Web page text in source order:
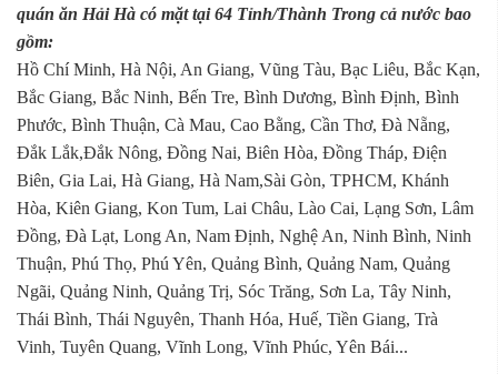
quán ăn Hải Hà có mặt tại 64 Tỉnh/Thành Trong cả nước bao
gồm:
Hồ Chí Minh, Hà Nội, An Giang, Vũng Tàu, Bạc Liêu, Bắc Kạn,
Bắc Giang, Bắc Ninh, Bến Tre, Bình Dương, Bình Định, Bình
Phước, Bình Thuận, Cà Mau, Cao Bằng, Cần Thơ, Đà Nẵng,
Đắk Lắk,Đắk Nông, Đồng Nai, Biên Hòa, Đồng Tháp, Điện
Biên, Gia Lai, Hà Giang, Hà Nam,Sài Gòn, TPHCM, Khánh
Hòa, Kiên Giang, Kon Tum, Lai Châu, Lào Cai, Lạng Sơn, Lâm
Đồng, Đà Lạt, Long An, Nam Định, Nghệ An, Ninh Bình, Ninh
Thuận, Phú Thọ, Phú Yên, Quảng Bình, Quảng Nam, Quảng
Ngãi, Quảng Ninh, Quảng Trị, Sóc Trăng, Sơn La, Tây Ninh,
Thái Bình, Thái Nguyên, Thanh Hóa, Huế, Tiền Giang, Trà
Vinh, Tuyên Quang, Vĩnh Long, Vĩnh Phúc, Yên Bái...